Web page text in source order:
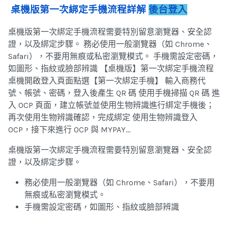
桌機版第一次綁定手機流程詳解 後台登入
桌機版第一次綁定手機流程需要特別留意瀏覽器、安全認
證，以及綁定步驟。 務必使用一般瀏覽器（如 Chrome、
Safari），不要用無痕或私密瀏覽模式。 手機需設定密碼，
如圖形、指紋或臉部辨識 【桌機版】第一次綁定手機流程
桌機開啟登入頁面點選【第一次綁定手機】 輸入商務代
號、帳號、密碼，登入後產生 QR 碼 使用手機掃描 QR 碼 進
入 OCP 頁面，建立帳號並使用生物辨識進行綁定手機後；
再次使用生物辨識確認，完成綁定 使用生物辨識登入
OCP，接下來進行 OCP 與 MYPAY…
桌機版第一次綁定手機流程需要特別留意瀏覽器、安全認
證，以及綁定步驟。
務必使用一般瀏覽器（如 Chrome、Safari），不要用
無痕或私密瀏覽模式。
手機需設定密碼，如圖形、指紋或臉部辨識